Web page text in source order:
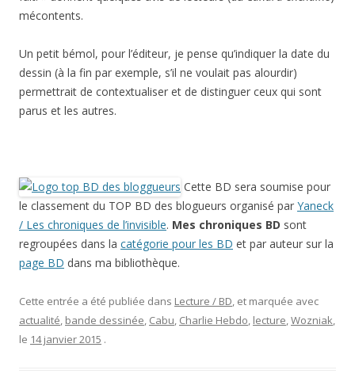
mécontents.
Un petit bémol, pour l’éditeur, je pense qu’indiquer la date du
dessin (à la fin par exemple, s’il ne voulait pas alourdir)
permettrait de contextualiser et de distinguer ceux qui sont
parus et les autres.
Cette BD sera soumise pour
le classement du TOP BD des blogueurs organisé par Yaneck
/ Les chroniques de l’invisible. Mes chroniques BD sont
regroupées dans la catégorie pour les BD et par auteur sur la
page BD dans ma bibliothèque.
Cette entrée a été publiée dans Lecture / BD, et marquée avec
actualité, bande dessinée, Cabu, Charlie Hebdo, lecture,Wozniak,
le 14 janvier 2015 .